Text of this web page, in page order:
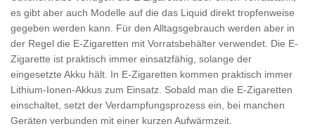
es gibt aber auch Modelle auf die das Liquid direkt tropfenweise
gegeben werden kann. Für den Alltagsgebrauch werden aber in
der Regel die E-Zigaretten mit Vorratsbehälter verwendet. Die E-
Zigarette ist praktisch immer einsatzfähig, solange der
eingesetzte Akku hält. In E-Zigaretten kommen praktisch immer
Lithium-Ionen-Akkus zum Einsatz. Sobald man die E-Zigaretten
einschaltet, setzt der Verdampfungsprozess ein, bei manchen
Geräten verbunden mit einer kurzen Aufwärmzeit.